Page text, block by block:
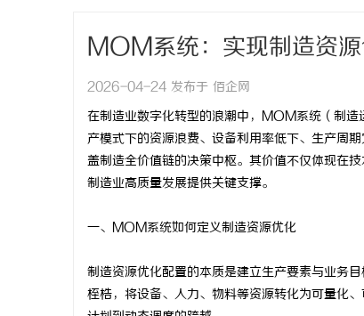
MOM系统：实现制造资
2026-04-24 发布于 佰企网
在制造业数字化转型的浪潮中，MOM系统（制
产模式下的资源浪费、设备利用率低下、生产周期
盖制造全价值链的决策中枢。其价值不仅体现在
制造业高质量发展提供关键支撑。
一、MOM系统如何定义制造资源优化
制造资源优化配置的本质是建立生产要素与业务
桎梏，将设备、人力、物料等资源转化为可量化